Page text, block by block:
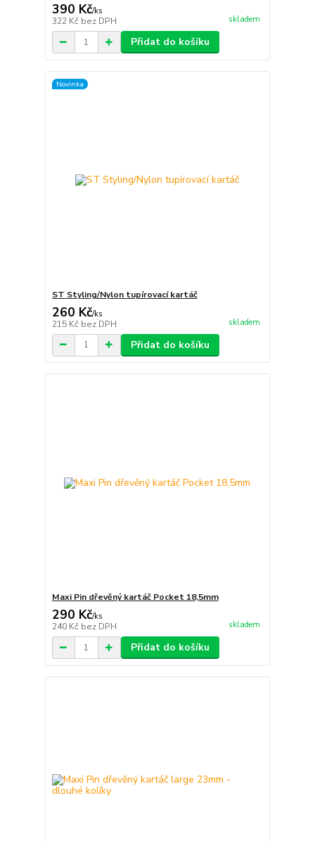
390 Kč/ks
322 Kč bez DPH skladem
Přidat do košíku
Novinka
ST Styling/Nylon tupírovací kartáč
260 Kč/ks
215 Kč bez DPH skladem
Přidat do košíku
Maxi Pin dřevěný kartáč Pocket 18,5mm
290 Kč/ks
240 Kč bez DPH skladem
Přidat do košíku